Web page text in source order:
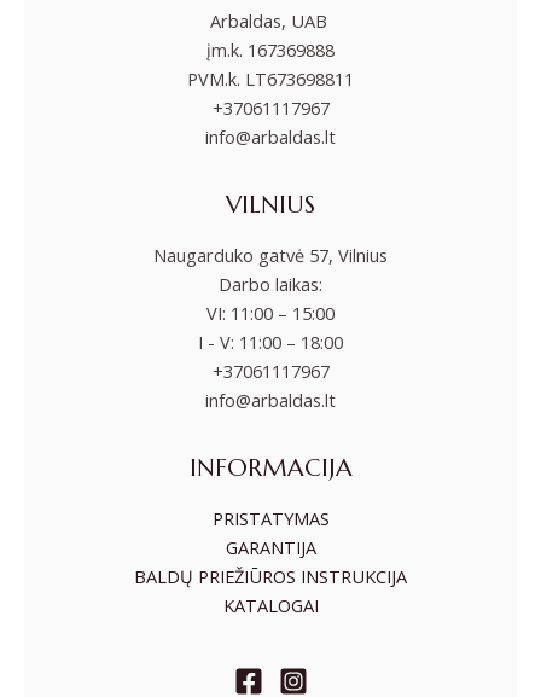
Arbaldas, UAB
įm.k. 167369888
PVM.k. LT673698811
+37061117967
info@arbaldas.lt
VILNIUS
Naugarduko gatvė 57, Vilnius
Darbo laikas:
VI: 11:00 – 15:00
I - V: 11:00 – 18:00
+37061117967
info@arbaldas.lt
INFORMACIJA
PRISTATYMAS
GARANTIJA
BALDŲ PRIEŽIŪROS INSTRUKCIJA
KATALOGAI